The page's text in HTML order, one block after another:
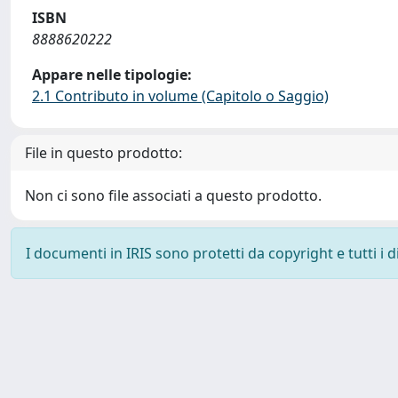
ISBN
8888620222
Appare nelle tipologie:
2.1 Contributo in volume (Capitolo o Saggio)
File in questo prodotto:
Non ci sono file associati a questo prodotto.
I documenti in IRIS sono protetti da copyright e tutti i